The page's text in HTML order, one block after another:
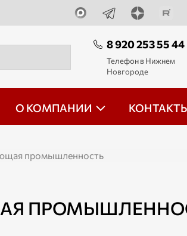
8 920 253 55 44
Телефон в Нижнем
Новгороде
О КОМПАНИИ
промышленность